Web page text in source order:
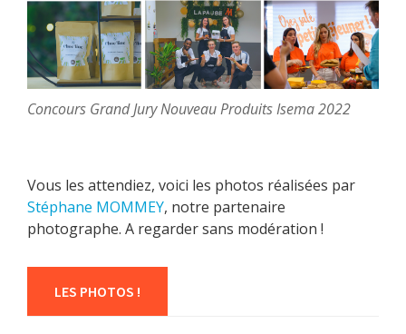
Concours Grand Jury Nouveau Produits Isema 2022
Vous les attendiez, voici les photos réalisées par
Stéphane MOMMEY, notre partenaire
photographe. A regarder sans modération !
LES PHOTOS !